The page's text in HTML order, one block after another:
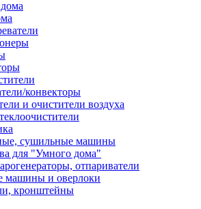
конвекторы
и очистители воздуха
сушильные машины
для "Умного дома"
отпариватели
и оверлоки
кронштейны